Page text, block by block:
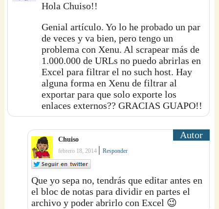
Hola Chuiso!!
Genial artículo. Yo lo he probado un par
de veces y va bien, pero tengo un
problema con Xenu. Al scrapear más de
1.000.000 de URLs no puedo abrirlas en
Excel para filtrar el no such host. Hay
alguna forma en Xenu de filtrar al
exportar para que solo exporte los
enlaces externos?? GRACIAS GUAPO!!
Chuiso
febrero 18, 2014 |Responder
Que yo sepa no, tendrás que editar antes en
el bloc de notas para dividir en partes el
archivo y poder abrirlo con Excel 😉